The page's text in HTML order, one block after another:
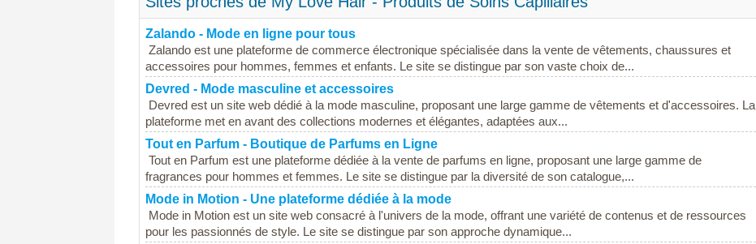
Zalando - Mode en ligne pour tous
Zalando est une plateforme de commerce électronique spécialisée dans la vente de vêtements, chaussures et
accessoires pour hommes, femmes et enfants. Le site se distingue par son vaste choix de...
Devred - Mode masculine et accessoires
Devred est un site web dédié à la mode masculine, proposant une large gamme de vêtements et d'accessoires. La
plateforme met en avant des collections modernes et élégantes, adaptées aux...
Tout en Parfum - Boutique de Parfums en Ligne
Tout en Parfum est une plateforme dédiée à la vente de parfums en ligne, proposant une large gamme de
fragrances pour hommes et femmes. Le site se distingue par la diversité de son catalogue,...
Mode in Motion - Une plateforme dédiée à la mode
Mode in Motion est un site web consacré à l'univers de la mode, offrant une variété de contenus et de ressources
pour les passionnés de style. Le site se distingue par son approche dynamique...